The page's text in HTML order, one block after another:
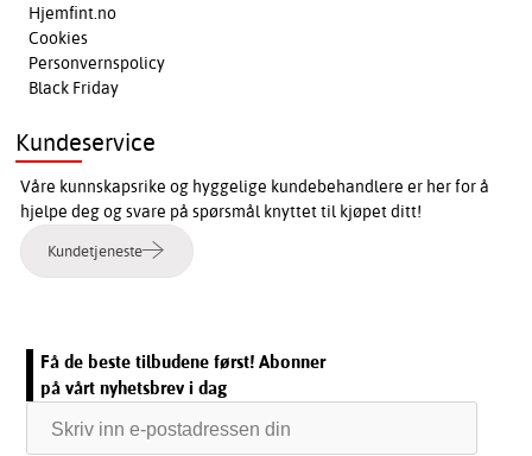
Hjemfint.no
Cookies
Personvernspolicy
Black Friday
Kundeservice
Våre kunnskapsrike og hyggelige kundebehandlere er her for å
hjelpe deg og svare på spørsmål knyttet til kjøpet ditt!
Kundetjeneste
Få de beste tilbudene først! Abonner
på vårt nyhetsbrev i dag